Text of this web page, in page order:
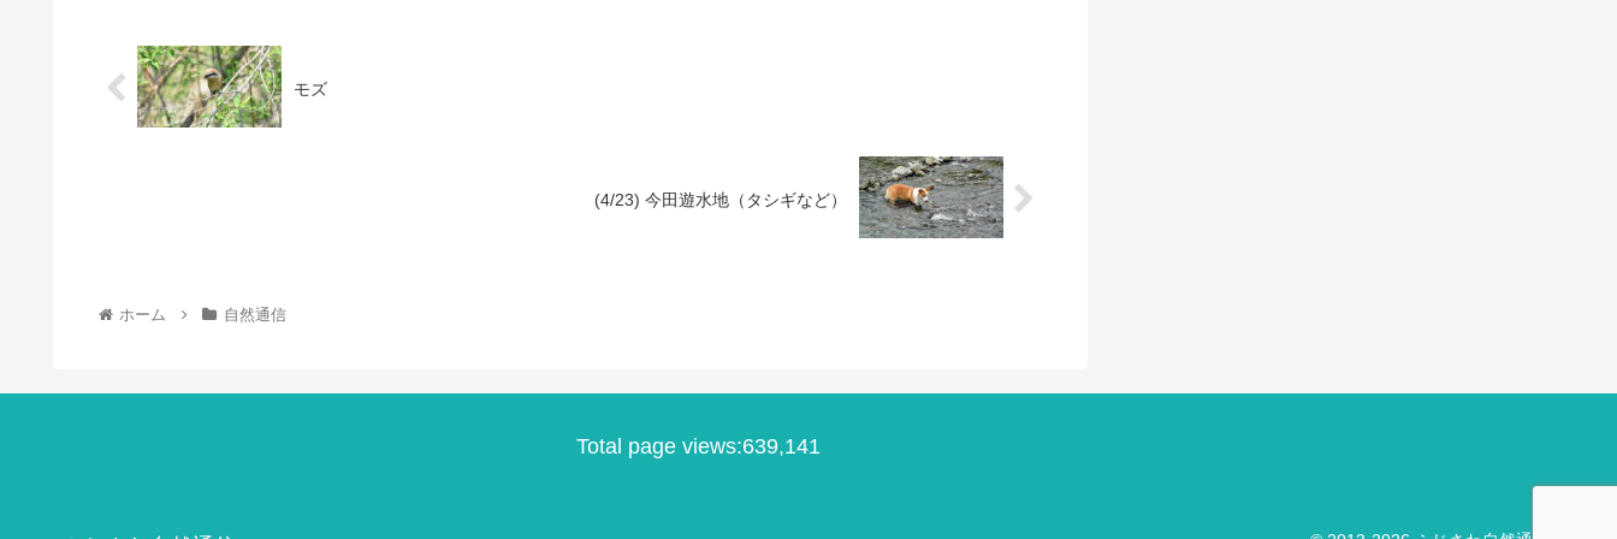
モズ
(4/23) 今田遊水地（タシギなど）
ホーム 自然通信
Total page views:639,141